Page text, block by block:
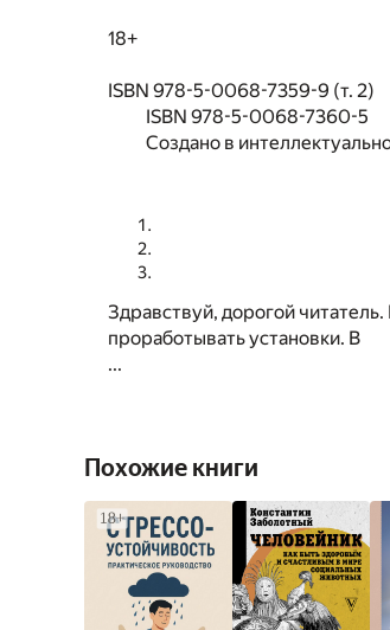
18+
ISBN 978-5-0068-7359-9 (т. 2)
ISBN 978-5-0068-7360-5
Создано в
Здравствуй, дорогой
проработывать установки. В
...
Похожие книги